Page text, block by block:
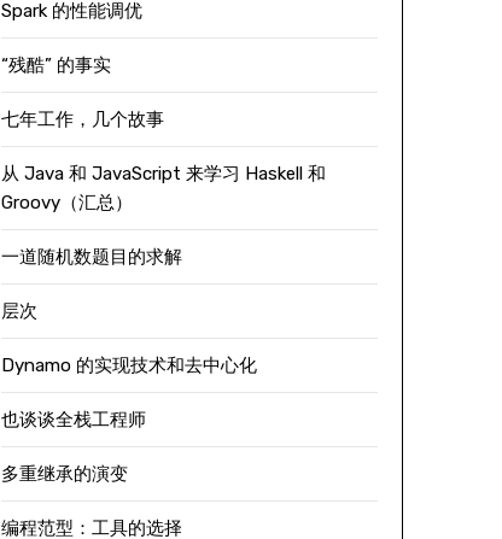
Spark 的性能调优
“残酷” 的事实
七年工作，几个故事
从 Java 和 JavaScript 来学习 Haskell 和
Groovy（汇总）
一道随机数题目的求解
层次
Dynamo 的实现技术和去中心化
也谈谈全栈工程师
多重继承的演变
编程范型：工具的选择